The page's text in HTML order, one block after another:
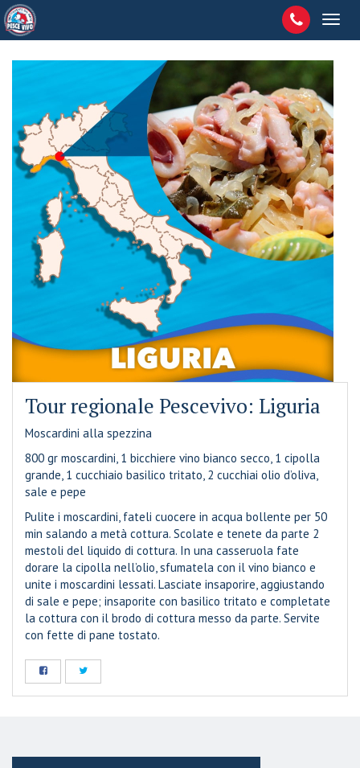
Tour regionale Pescevivo: Liguria
Moscardini alla spezzina
800 gr moscardini, 1 bicchiere vino bianco secco, 1 cipolla
grande, 1 cucchiaio basilico tritato, 2 cucchiai olio d’oliva,
sale e pepe
Pulite i moscardini, fateli cuocere in acqua bollente per 50
min salando a metà cottura. Scolate e tenete da parte 2
mestoli del liquido di cottura. In una casseruola fate
dorare la cipolla nell’olio, sfumatela con il vino bianco e
unite i moscardini lessati. Lasciate insaporire, aggiustando
di sale e pepe; insaporite con basilico tritato e completate
la cottura con il brodo di cottura messo da parte. Servite
con fette di pane tostato.